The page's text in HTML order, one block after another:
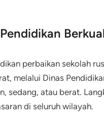
perbaikan sekolah
melalui Dinas
sedang, atau berat.
di seluruh wilayah.